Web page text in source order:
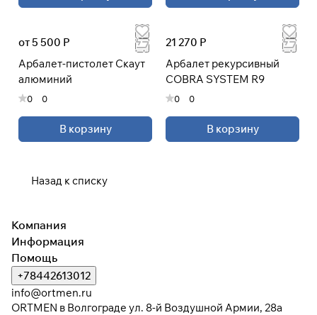
от 5 500 Р
Арбалет-пистолет Скаут
алюминий
0 0
В корзину
21 270 Р
Арбалет рекурсивный
COBRA SYSTEM R9
0 0
В корзину
Назад к списку
Компания
Информация
Помощь
+78442613012
info@ortmen.ru
ORTMEN в Волгограде ул. 8-й Воздушной Армии, 28а